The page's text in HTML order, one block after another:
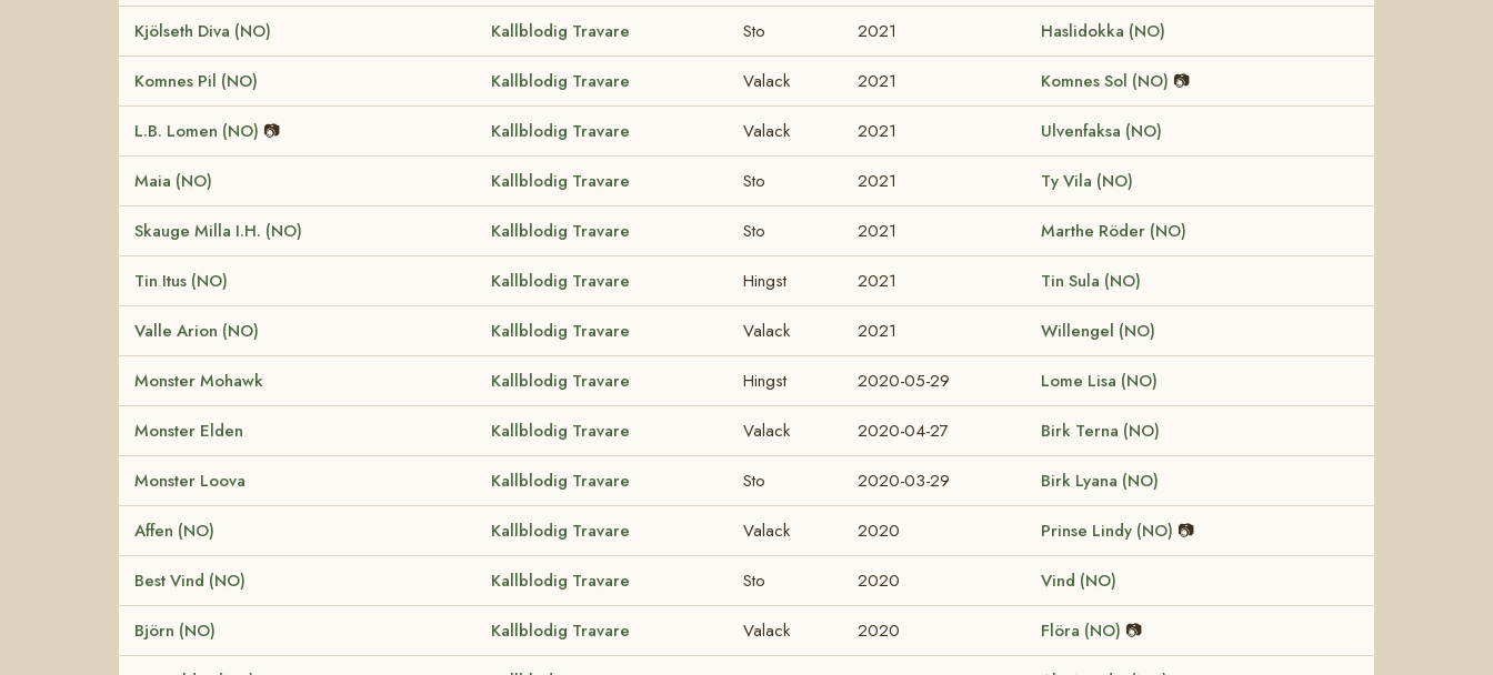
Kjölseth Diva (NO) Kallblodig Travare Sto 2021 Haslidokka (NO)
Komnes Pil (NO) Kallblodig Travare Valack 2021 Komnes Sol (NO) 📷
L.B. Lomen (NO) 📷 Kallblodig Travare Valack 2021 Ulvenfaksa (NO)
Maia (NO) Kallblodig Travare Sto 2021 Ty Vila (NO)
Skauge Milla I.H. (NO) Kallblodig Travare Sto 2021 Marthe Röder (NO)
Tin Itus (NO) Kallblodig Travare Hingst 2021 Tin Sula (NO)
Valle Arion (NO) Kallblodig Travare Valack 2021 Willengel (NO)
Monster Mohawk Kallblodig Travare Hingst 2020-05-29 Lome Lisa (NO)
Monster Elden Kallblodig Travare Valack 2020-04-27 Birk Terna (NO)
Monster Loova Kallblodig Travare Sto 2020-03-29 Birk Lyana (NO)
Affen (NO) Kallblodig Travare Valack 2020 Prinse Lindy (NO) 📷
Best Vind (NO) Kallblodig Travare Sto 2020 Vind (NO)
Björn (NO) Kallblodig Travare Valack 2020 Flöra (NO) 📷